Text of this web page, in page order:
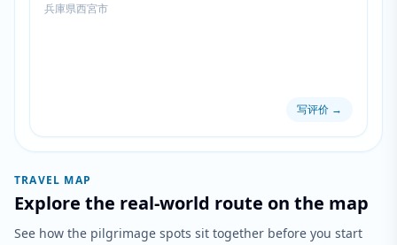
兵庫県西宮市
写评价 →
TRAVEL MAP
Explore the real-world route on the map
See how the pilgrimage spots sit together before you start